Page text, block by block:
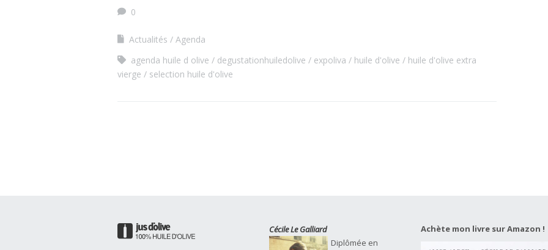
0
Actualités
Agenda
agenda huile d olive
degustationhuiledolive expoliva huile d'olive
huile d'olive extra
vierge
selection huile d'olive
Cécile Le Galliard
Diplômée en
Achète mon livre sur Amazon !